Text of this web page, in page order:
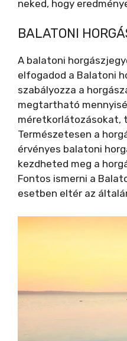
neked, hogy
BALATONI
A balatoni
elfogadod a Balatoni
szabályozza a
megtartható
méretkorlátozásokat,
Természetesen a
érvényes balatoni
kezdheted meg a
Fontos ismerni a
esetben eltér az